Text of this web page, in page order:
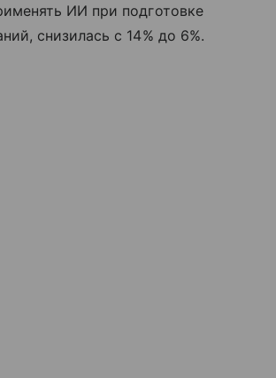
ИИ при подготовке
снизилась с 14% до 6%.